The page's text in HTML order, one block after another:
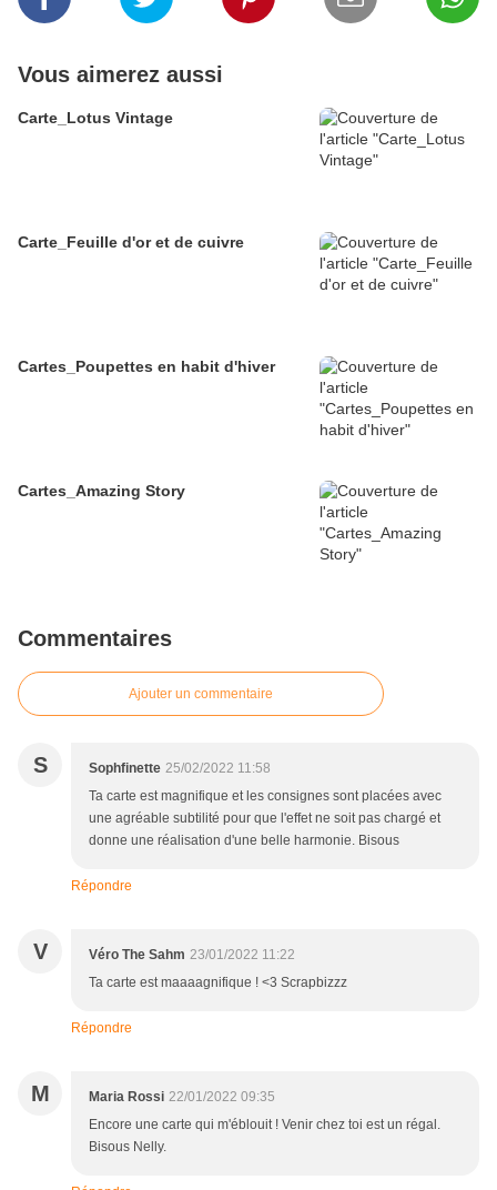
Vous aimerez aussi
Carte_Lotus Vintage
Carte_Feuille d'or et de cuivre
Cartes_Poupettes en habit d'hiver
Cartes_Amazing Story
Commentaires
Ajouter un commentaire
S Sophfinette 25/02/2022 11:58
Ta carte est magnifique et les consignes sont placées avec
une agréable subtilité pour que l'effet ne soit pas chargé et
donne une réalisation d'une belle harmonie. Bisous
Répondre
V Véro The Sahm 23/01/2022 11:22
Ta carte est maaaagnifique ! <3 Scrapbizzz
Répondre
M Maria Rossi 22/01/2022 09:35
Encore une carte qui m'éblouit ! Venir chez toi est un régal.
Bisous Nelly.